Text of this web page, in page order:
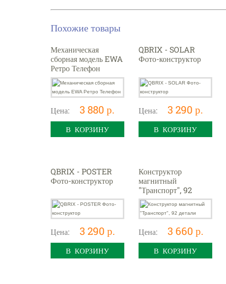
Похожие товары
Механическая
сборная модель EWA
Ретро Телефон
Цена: 3 880 р.
В КОРЗИНУ
QBRIX - SOLAR
Фото-конструктор
Цена: 3 290 р.
В КОРЗИНУ
QBRIX - POSTER
Фото-конструктор
Цена: 3 290 р.
В КОРЗИНУ
Конструктор
магнитный
"Транспорт", 92
детали
Цена: 3 660 р.
В КОРЗИНУ